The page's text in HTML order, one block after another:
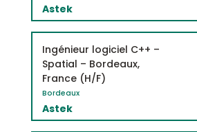
Astek
Ingénieur logiciel C++ –
Spatial – Bordeaux,
France (H/F)
Astek
Bordeaux